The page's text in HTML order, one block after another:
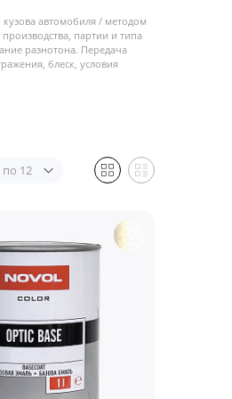
автомобиля / методом
партии и типа
разнотона. Передача
блеск, условия
по 12